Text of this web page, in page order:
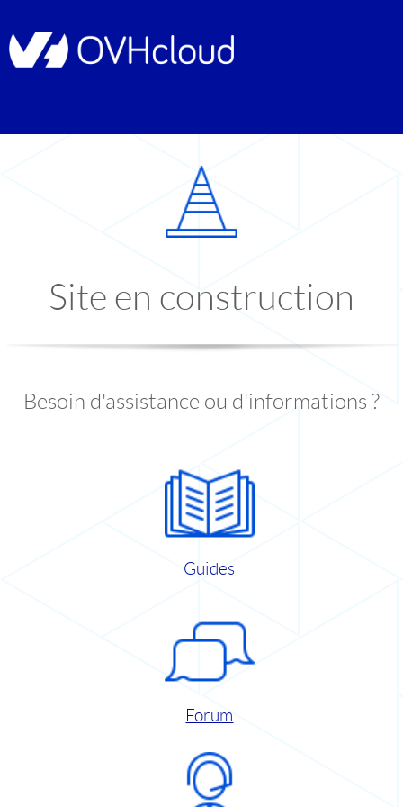
Site en construction
Besoin d'assistance ou d'informations ?
Guides
Forum